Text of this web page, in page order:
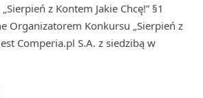
z Kontem Jakie Chcę!” §1
Organizatorem Konkursu „Sierpień z
Comperia.pl S.A. z siedzibą w